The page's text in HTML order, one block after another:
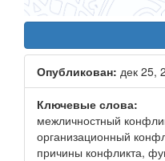
Опубликован: дек 25,
Ключевые слова:
межличностный
организационный
причины конфликта,